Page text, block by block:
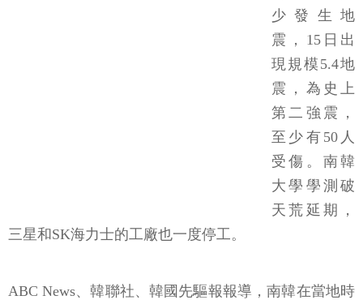
少發生地
震，15日出
現規模5.4地
震，為史上
第二強震，
至少有50人
受傷。南韓
大學學測破
天荒延期，
三星和SK海力士的工廠也一度停工。
ABC News、韓聯社、韓國先驅報報導，南韓在當地時